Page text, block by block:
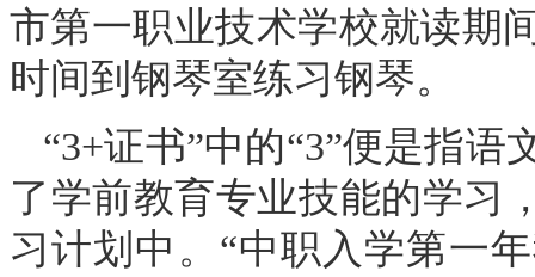
市第一职业技术学校就读期
时间到钢琴室练习钢琴。
“3+证书”中的“3”便是指
了学前教育专业技能的学习
习计划中。“中职入学第一